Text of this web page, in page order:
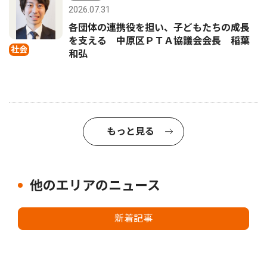
社会
2026.07.31
各団体の連携役を担い、子どもたちの成長
を支える 中原区ＰＴＡ協議会会長 稲葉
和弘
もっと見る
他のエリアのニュース
新着記事